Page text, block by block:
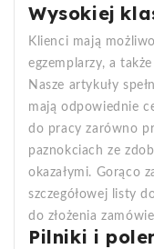
Wysokiej
Klienci mają
egzemplarzy, a
Nasze artykuły
mają odpowiednie
do pracy zarówno
paznokciach ze
okazałymi. Gorąco
szczegółowej listy
do złożenia
Pilniki i